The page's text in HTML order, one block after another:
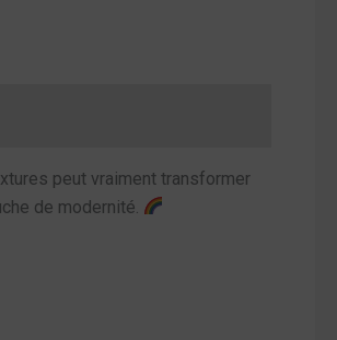
peut vraiment transformer
de modernité.